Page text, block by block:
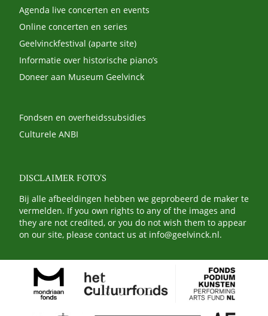
Agenda live concerten en events
Online concerten en series
Geelvinckfestival (aparte site)
Informatie over historische piano’s
Doneer aan Museum Geelvinck
Fondsen en overheidssubsidies
Culturele ANBI
DISCLAIMER FOTO’S
Bij alle afbeeldingen hebben we geprobeerd de maker te
vermelden. If you own rights to any of the images and
they are not credited, or you do not wish them to appear
on our site, please contact us at info@geelvinck.nl.